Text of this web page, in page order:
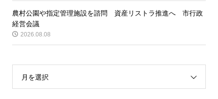
農村公園や指定管理施設を諮問 資産リストラ推進へ 市行政
経営会議
2026.08.08
月を選択